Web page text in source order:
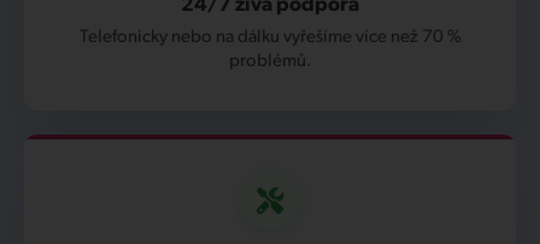
24/7 živá podpora
Telefonicky nebo na dálku vyřešíme více než 70 %
problémů.